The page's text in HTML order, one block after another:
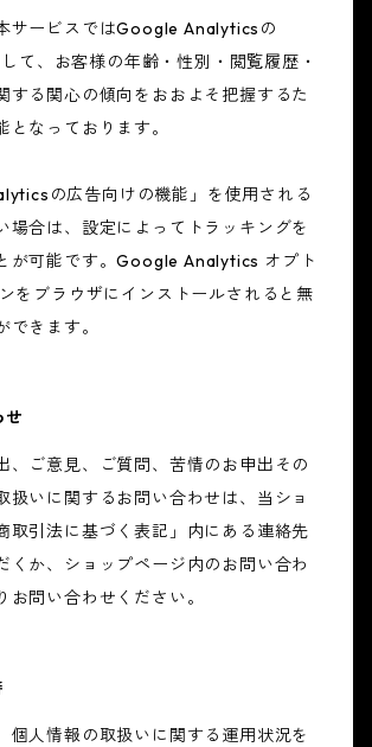
サービスではGoogle Analyticsの
て、お客様の年齢・性別・閲覧履歴・
する関心の傾向をおおよそ把握するた
となっております。
の広告向けの機能」を使用される
場合は、設定によってトラッキングを
が可能です。Google Analytics オプト
をブラウザにインストールされると無
できます。
せ
、ご意見、ご質問、苦情のお申出その
扱いに関するお問い合わせは、当ショ
取引法に基づく表記」内にある連絡先
くか、ショップページ内のお問い合わ
お問い合わせください。
個人情報の取扱いに関する運用状況を